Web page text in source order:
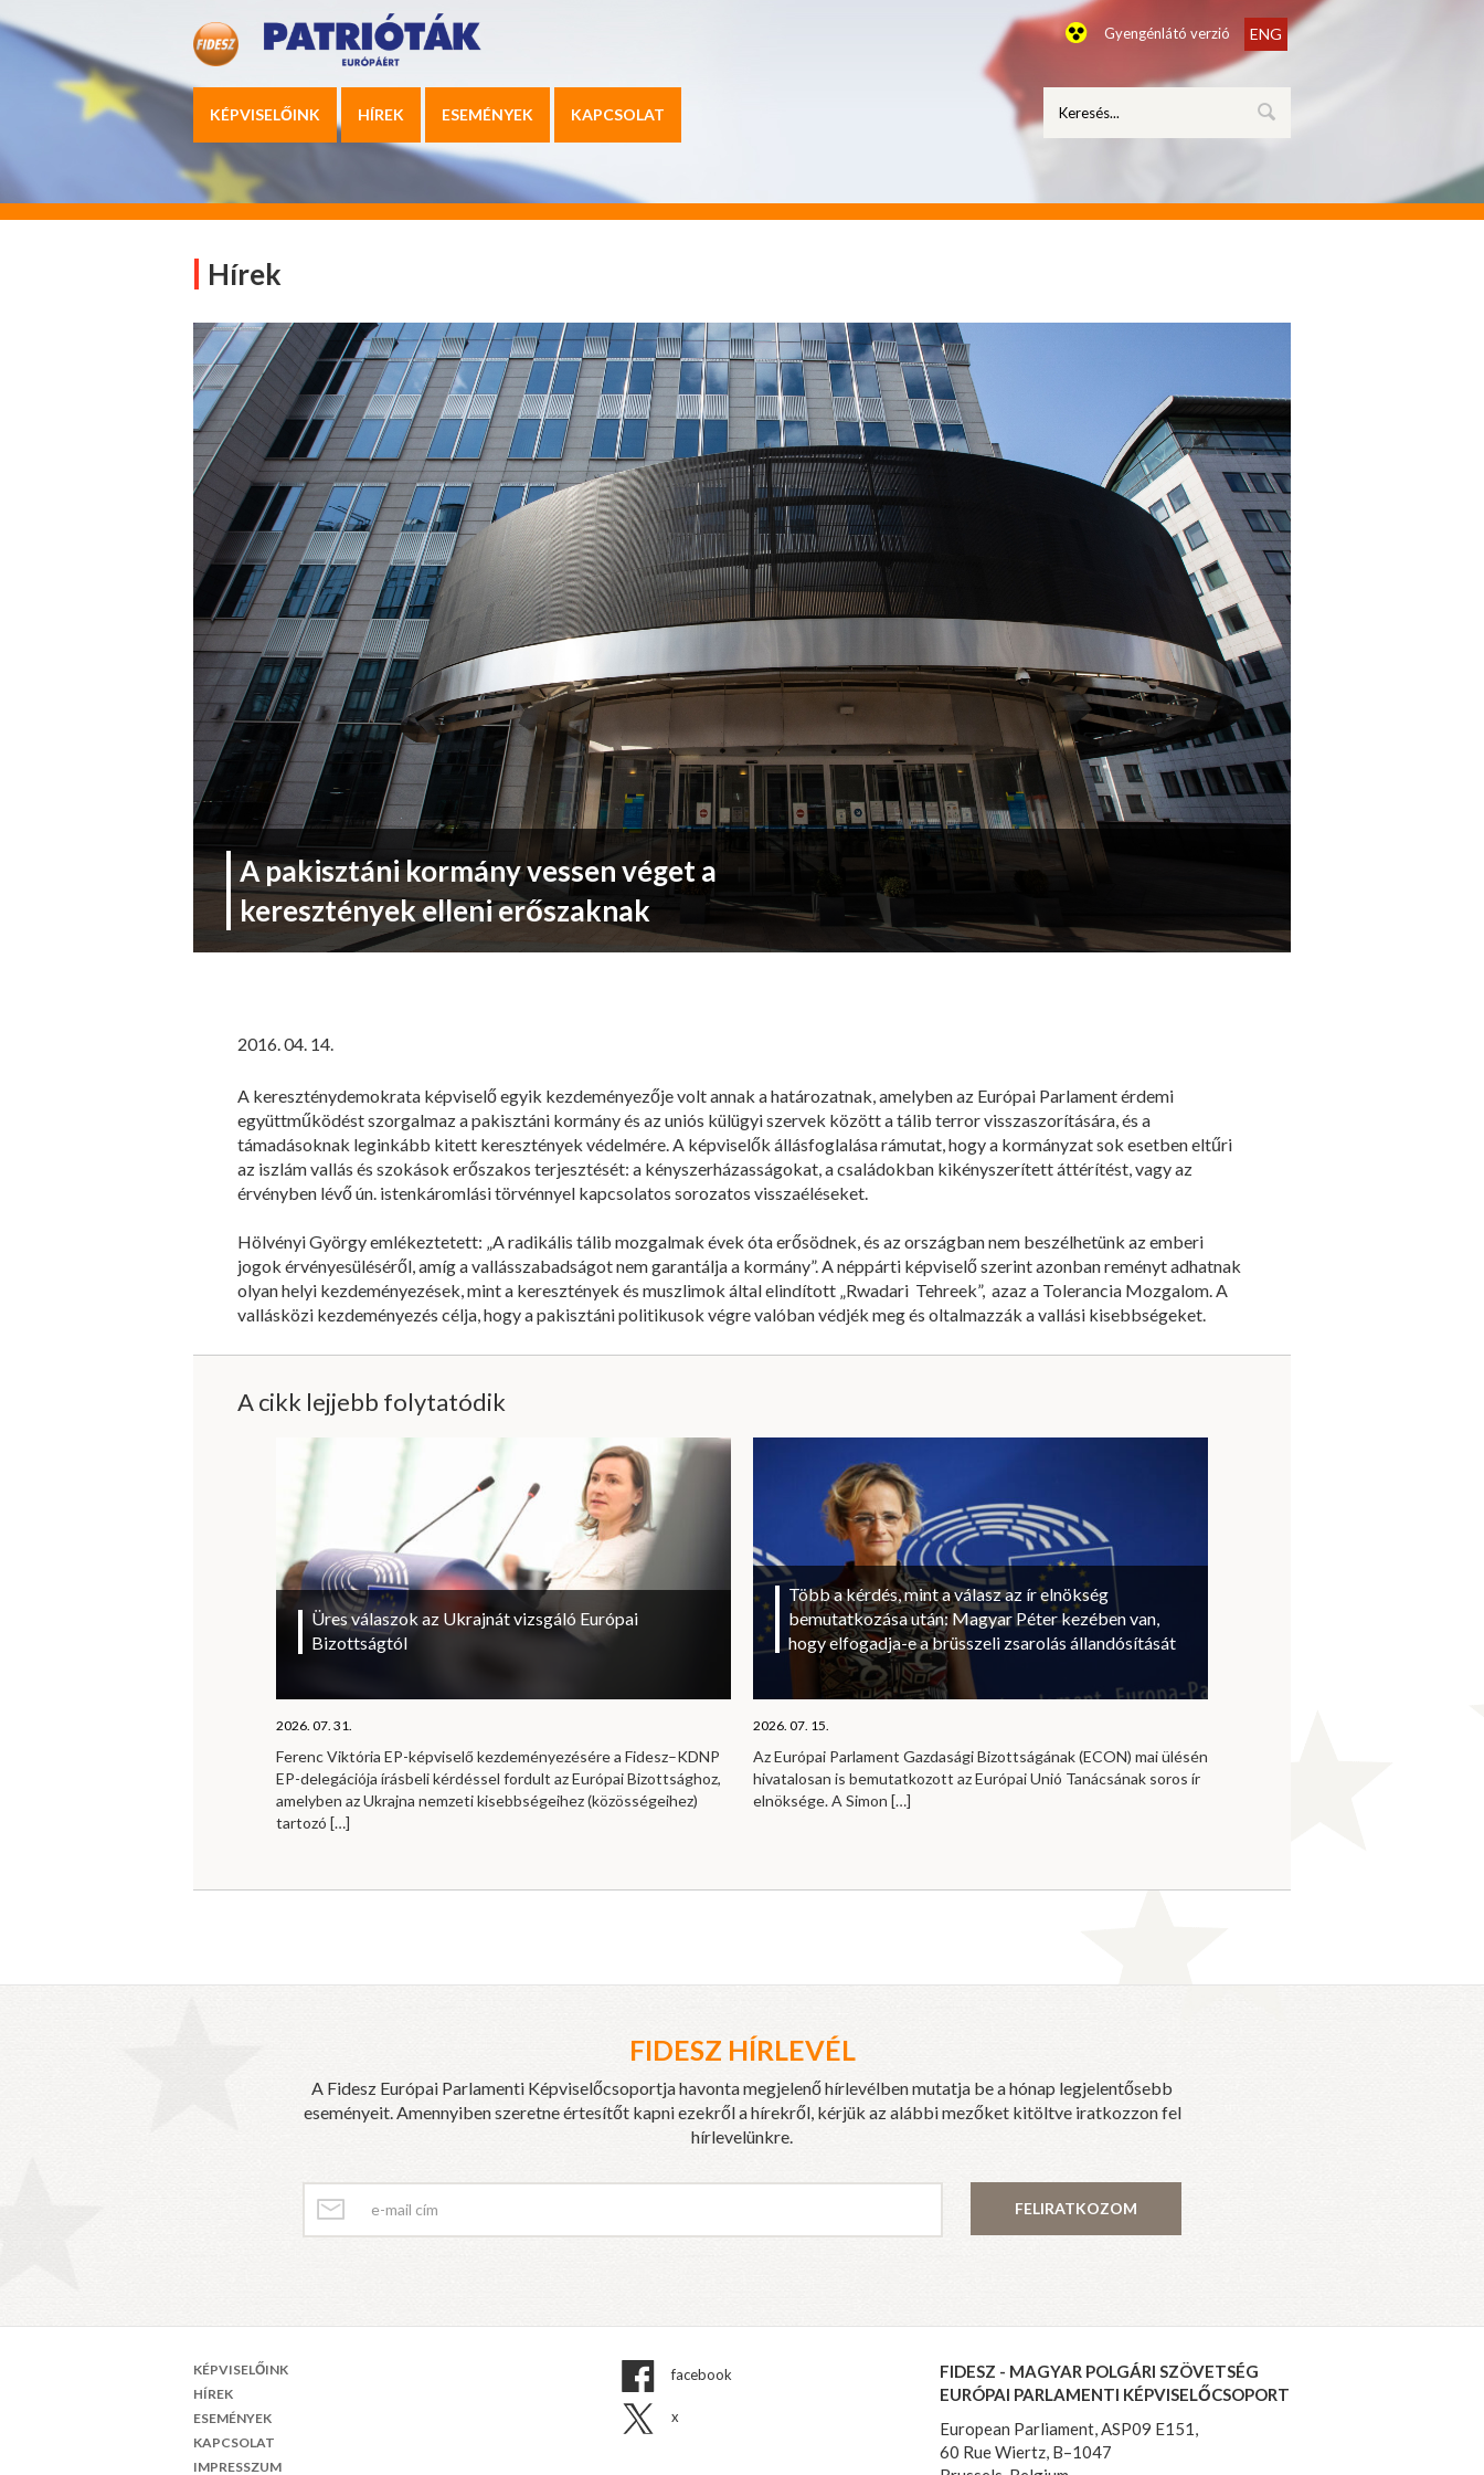
Gyengénlátó verzió ENG
KÉPVISELŐINK HÍREK ESEMÉNYEK KAPCSOLAT
Hírek
A pakisztáni kormány vessen véget a
keresztények elleni erőszaknak
2016. 04. 14.
A kereszténydemokrata képviselő egyik kezdeményezője volt annak a határozatnak, amelyben az Európai Parlament érdemi
együttműködést szorgalmaz a pakisztáni kormány és az uniós külügyi szervek között a tálib terror visszaszorítására, és a
támadásoknak leginkább kitett keresztények védelmére. A képviselők állásfoglalása rámutat, hogy a kormányzat sok esetben eltűri
az iszlám vallás és szokások erőszakos terjesztését: a kényszerházasságokat, a családokban kikényszerített áttérítést, vagy az
érvényben lévő ún. istenkáromlási törvénnyel kapcsolatos sorozatos visszaéléseket.
Hölvényi György emlékeztetett: „A radikális tálib mozgalmak évek óta erősödnek, és az országban nem beszélhetünk az emberi
jogok érvényesüléséről, amíg a vallásszabadságot nem garantálja a kormány”. A néppárti képviselő szerint azonban reményt adhatnak
olyan helyi kezdeményezések, mint a keresztények és muszlimok által elindított „Rwadari Tehreek”, azaz a Tolerancia Mozgalom. A
vallásközi kezdeményezés célja, hogy a pakisztáni politikusok végre valóban védjék meg és oltalmazzák a vallási kisebbségeket.
A cikk lejjebb folytatódik
Üres válaszok az Ukrajnát vizsgáló Európai
Bizottságtól
2026. 07. 31.
Ferenc Viktória EP-képviselő kezdeményezésére a Fidesz–KDNP
EP-delegációja írásbeli kérdéssel fordult az Európai Bizottsághoz,
amelyben az Ukrajna nemzeti kisebbségeihez (közösségeihez)
tartozó […]
Több a kérdés, mint a válasz az ír elnökség
bemutatkozása után: Magyar Péter kezében van,
hogy elfogadja-e a brüsszeli zsarolás állandósítását
2026. 07. 15.
Az Európai Parlament Gazdasági Bizottságának (ECON) mai ülésén
hivatalosan is bemutatkozott az Európai Unió Tanácsának soros ír
elnöksége. A Simon […]
FIDESZ HÍRLEVÉL
A Fidesz Európai Parlamenti Képviselőcsoportja havonta megjelenő hírlevélben mutatja be a hónap legjelentősebb
eseményeit. Amennyiben szeretne értesítőt kapni ezekről a hírekről, kérjük az alábbi mezőket kitöltve iratkozzon fel
hírlevelünkre.
FELIRATKOZOM
KÉPVISELŐINK
HÍREK
ESEMÉNYEK
KAPCSOLAT
IMPRESSZUM
facebook
x
FIDESZ - MAGYAR POLGÁRI SZÖVETSÉG
EURÓPAI PARLAMENTI KÉPVISELŐCSOPORT
European Parliament, ASP09 E151,
60 Rue Wiertz, B–1047